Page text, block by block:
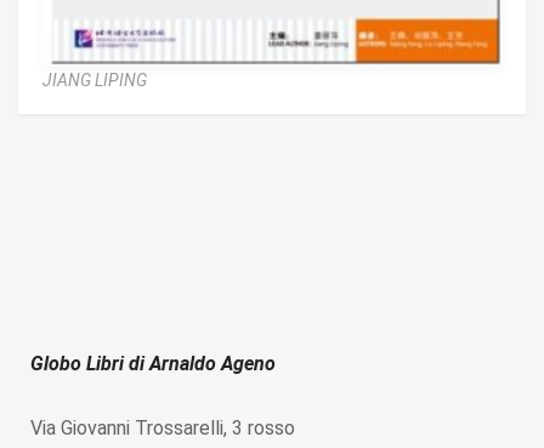
JIANG LIPING
Globo Libri di Arnaldo Ageno
Via Giovanni Trossarelli, 3 rosso